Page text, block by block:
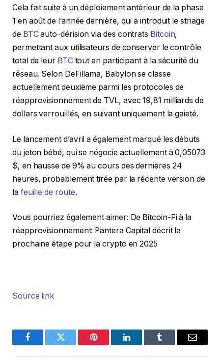
Cela fait suite à un déploiement antérieur de la phase
1 en août de l’année dernière, qui a introduit le striage
de BTCauto-dérision via des contrats Bitcoin,
permettant aux utilisateurs de conserver le contrôle
total de leur BTCtout en participant à la sécurité du
réseau. Selon DeFillama, Babylon se classe
actuellement deuxième parmi les protocoles de
réapprovisionnement de TVL, avec 19,81 milliards de
dollars verrouillés, en suivant uniquement la gaieté.
Le lancement d’avril a également marqué les débuts
du jeton bébé, qui se négocie actuellement à 0,05073
$, en hausse de 9% au cours des dernières 24
heures, probablement tirée par la récente version de
la feuille de route.
Vous pourriez également aimer: De Bitcoin-Fi à la
réapprovisionnement: Pantera Capital décrit la
prochaine étape pour la crypto en 2025
Source link
FacebookTwitter Pinterest LinkedInTumblr Email